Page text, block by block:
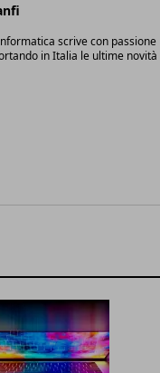
scrive con
in Italia le ultime novità